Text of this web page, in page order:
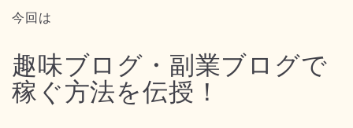
今回は
趣味ブログ・副業ブログで
稼ぐ方法を伝授！